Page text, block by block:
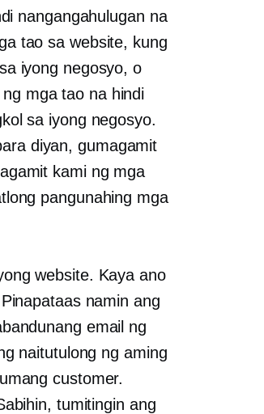
nangangahulugan na
tao sa website, kung
iyong negosyo, o
mga tao na hindi
sa iyong negosyo.
diyan, gumagamit
kami ng mga
pangunahing mga
website. Kaya ano
namin ang
email ng
naitutulong ng aming
customer.
tumitingin ang